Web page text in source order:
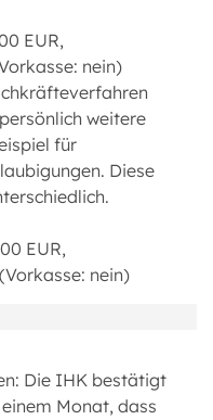
EUR,
nein)
weitere
für
Diese
EUR,
nein)
Die IHK bestätigt
Monat, dass